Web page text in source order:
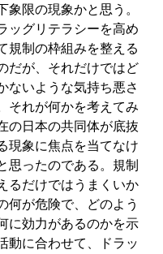
象限の現象かと思う。
ッグリテラシーを高め
規制の枠組みを整える
だが、それだけではど
ないような気持ち悪さ
それが何かを考えてみ
の日本の共同体が底抜
現象に焦点を当てなけ
思ったのである。規制
るだけではうまくいか
何が危険で、どのよう
に効力があるのかを示
動に合わせて、ドラッ